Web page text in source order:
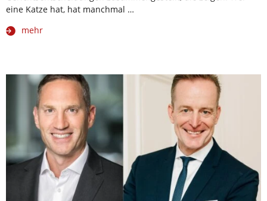
eine Katze hat, hat manchmal …
mehr